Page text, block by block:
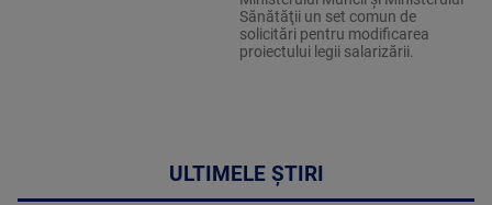
Sănătăţii un set comun de
solicitări pentru modificarea
proiectului legii salarizării.
ULTIMELE ȘTIRI